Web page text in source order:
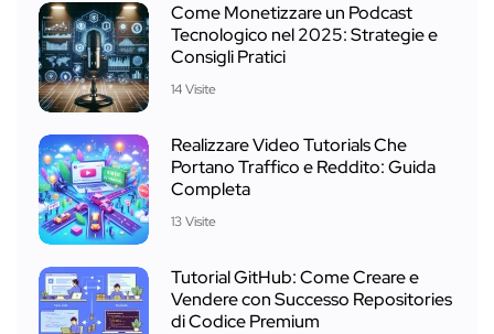
Come Monetizzare un Podcast
Tecnologico nel 2025: Strategie e
Consigli Pratici
14 Visite
Realizzare Video Tutorials Che
Portano Traffico e Reddito: Guida
Completa
13 Visite
Tutorial GitHub: Come Creare e
Vendere con Successo Repositories
di Codice Premium